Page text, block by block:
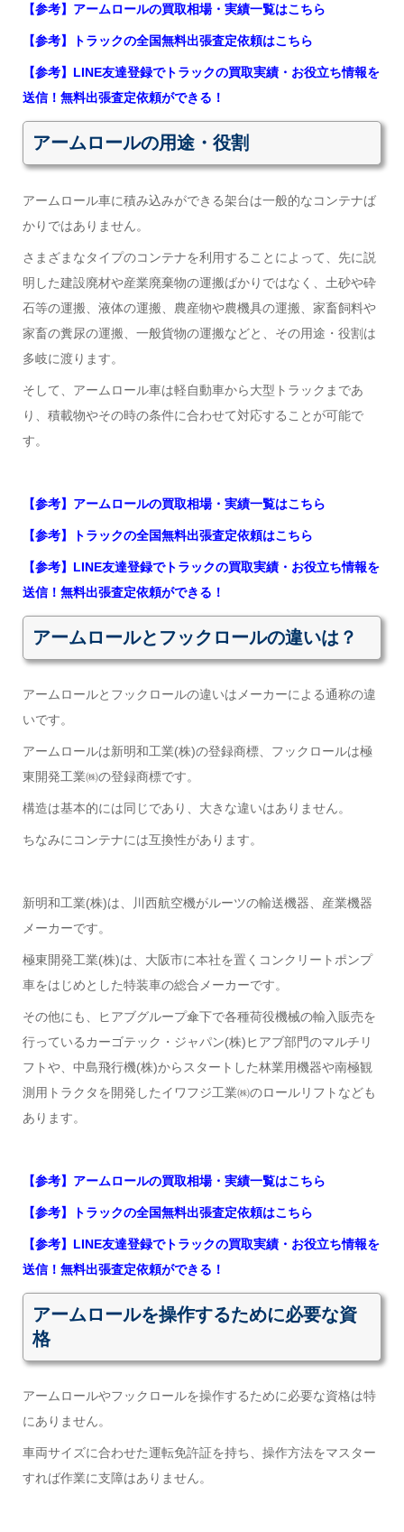
【参考】アームロールの買取相場・実績一覧はこちら
【参考】トラックの全国無料出張査定依頼はこちら
【参考】LINE友達登録でトラックの買取実績・お役立ち情報を
送信！無料出張査定依頼ができる！
アームロールの用途・役割
アームロール車に積み込みができる架台は一般的なコンテナば
かりではありません。
さまざまなタイプのコンテナを利用することによって、先に説
明した建設廃材や産業廃棄物の運搬ばかりではなく、土砂や砕
石等の運搬、液体の運搬、農産物や農機具の運搬、家畜飼料や
家畜の糞尿の運搬、一般貨物の運搬などと、その用途・役割は
多岐に渡ります。
そして、アームロール車は軽自動車から大型トラックまであ
り、積載物やその時の条件に合わせて対応することが可能で
す。
【参考】アームロールの買取相場・実績一覧はこちら
【参考】トラックの全国無料出張査定依頼はこちら
【参考】LINE友達登録でトラックの買取実績・お役立ち情報を
送信！無料出張査定依頼ができる！
アームロールとフックロールの違いは？
アームロールとフックロールの違いはメーカーによる通称の違
いです。
アームロールは新明和工業(株)の登録商標、フックロールは極
東開発工業㈱の登録商標です。
構造は基本的には同じであり、大きな違いはありません。
ちなみにコンテナには互換性があります。
新明和工業(株)は、川西航空機がルーツの輸送機器、産業機器
メーカーです。
極東開発工業(株)は、大阪市に本社を置くコンクリートポンプ
車をはじめとした特装車の総合メーカーです。
その他にも、ヒアブグループ傘下で各種荷役機械の輸入販売を
行っているカーゴテック・ジャパン(株)ヒアブ部門のマルチリ
フトや、中島飛行機(株)からスタートした林業用機器や南極観
測用トラクタを開発したイワフジ工業㈱のロールリフトなども
あります。
【参考】アームロールの買取相場・実績一覧はこちら
【参考】トラックの全国無料出張査定依頼はこちら
【参考】LINE友達登録でトラックの買取実績・お役立ち情報を
送信！無料出張査定依頼ができる！
アームロールを操作するために必要な資
格
アームロールやフックロールを操作するために必要な資格は特
にありません。
車両サイズに合わせた運転免許証を持ち、操作方法をマスター
すれば作業に支障はありません。